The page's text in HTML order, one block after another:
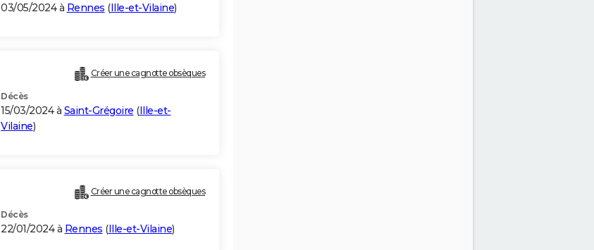
03/05/2024 à Rennes (Ille-et-Vilaine)
Créer une cagnotte obsèques
Décès
15/03/2024 à Saint-Grégoire (Ille-et-
Vilaine)
Créer une cagnotte obsèques
Décès
22/01/2024 à Rennes (Ille-et-Vilaine)